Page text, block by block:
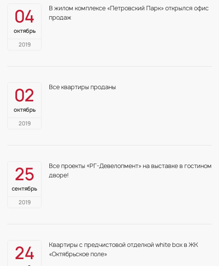
04
октябрь
2019
В жилом комплексе «Петровский Парк» открылся офис
продаж
02
октябрь
2019
Все квартиры проданы
25
сентябрь
2019
Все проекты «РГ-Девелопмент» на выставке в гостином
дворе!
24
Квартиры с предчистовой отделкой white box в ЖК
«Октябрьское поле»